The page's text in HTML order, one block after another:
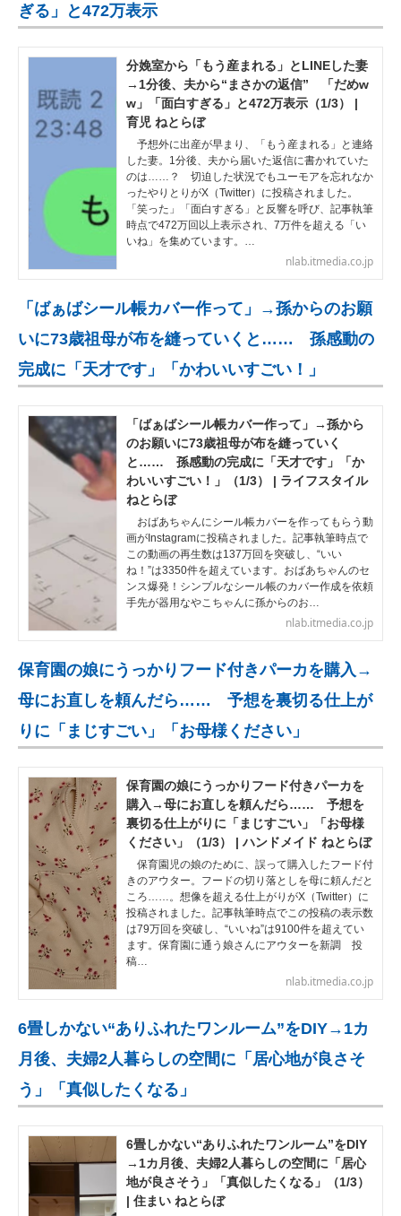
ぎる」と472万表示
分娩室から「もう産まれる」とLINEした妻
→1分後、夫から“まさかの返信” 「だめw
w」「面白すぎる」と472万表示（1/3） |
育児 ねとらぼ
予想外に出産が早まり、「もう産まれる」と連絡
した妻。1分後、夫から届いた返信に書かれていた
のは……？ 切迫した状況でもユーモアを忘れなか
ったやりとりがX（Twitter）に投稿されました。
「笑った」「面白すぎる」と反響を呼び、記事執筆
時点で472万回以上表示され、7万件を超える「い
いね」を集めています。…
nlab.itmedia.co.jp
「ばぁばシール帳カバー作って」→孫からのお願
いに73歳祖母が布を縫っていくと…… 孫感動の
完成に「天才です」「かわいいすごい！」
「ばぁばシール帳カバー作って」→孫から
のお願いに73歳祖母が布を縫っていく
と…… 孫感動の完成に「天才です」「か
わいいすごい！」（1/3） | ライフスタイル
ねとらぼ
おばあちゃんにシール帳カバーを作ってもらう動
画がInstagramに投稿されました。記事執筆時点で
この動画の再生数は137万回を突破し、“いい
ね！”は3350件を超えています。おばあちゃんのセ
ンス爆発！シンプルなシール帳のカバー作成を依頼
手先が器用なやこちゃんに孫からのお…
nlab.itmedia.co.jp
保育園の娘にうっかりフード付きパーカを購入→
母にお直しを頼んだら…… 予想を裏切る仕上が
りに「まじすごい」「お母様ください」
保育園の娘にうっかりフード付きパーカを
購入→母にお直しを頼んだら…… 予想を
裏切る仕上がりに「まじすごい」「お母様
ください」（1/3） | ハンドメイド ねとらぼ
保育園児の娘のために、誤って購入したフード付
きのアウター。フードの切り落としを母に頼んだと
ころ……。想像を超える仕上がりがX（Twitter）に
投稿されました。記事執筆時点でこの投稿の表示数
は79万回を突破し、“いいね”は9100件を超えてい
ます。保育園に通う娘さんにアウターを新調 投
稿…
nlab.itmedia.co.jp
6畳しかない“ありふれたワンルーム”をDIY→1カ
月後、夫婦2人暮らしの空間に「居心地が良さそ
う」「真似したくなる」
6畳しかない“ありふれたワンルーム”をDIY
→1カ月後、夫婦2人暮らしの空間に「居心
地が良さそう」「真似したくなる」（1/3）
| 住まい ねとらぼ